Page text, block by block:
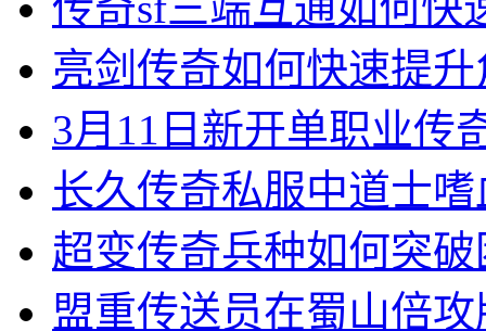
亮剑传奇如何快速提
3月11日新开单职业传
长久传奇私服中道士
超变传奇兵种如何突
盟重传送员在蜀山倍